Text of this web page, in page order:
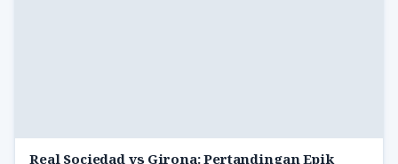
Real Sociedad vs Girona: Pertandingan Epik